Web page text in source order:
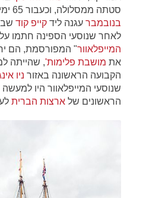
סטתה ממסלולה, וכעבור 65 ימים, ב-
בנובמבר עגנה ליד קייפ קוד שב
לאחר שנוסעי הספינה חתמו
המייפלאוור" המפורסמת, הם
את מושבת פלימות', שהייתה
הקבועה הראשונה באזור ניו
שנוסעי המייפלאוור היו
הראשונים של ארצות הברית